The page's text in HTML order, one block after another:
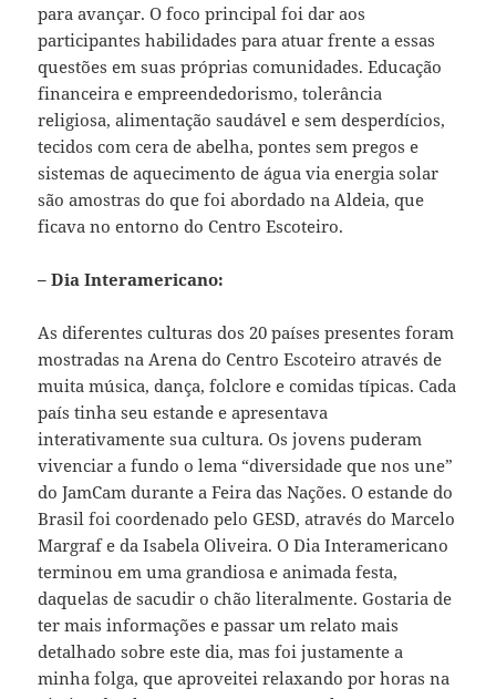
para avançar. O foco principal foi dar aos
participantes habilidades para atuar frente a essas
questões em suas próprias comunidades. Educação
financeira e empreendedorismo, tolerância
religiosa, alimentação saudável e sem desperdícios,
tecidos com cera de abelha, pontes sem pregos e
sistemas de aquecimento de água via energia solar
são amostras do que foi abordado na Aldeia, que
ficava no entorno do Centro Escoteiro.
– Dia Interamericano:
As diferentes culturas dos 20 países presentes foram
mostradas na Arena do Centro Escoteiro através de
muita música, dança, folclore e comidas típicas. Cada
país tinha seu estande e apresentava
interativamente sua cultura. Os jovens puderam
vivenciar a fundo o lema “diversidade que nos une”
do JamCam durante a Feira das Nações. O estande do
Brasil foi coordenado pelo GESD, através do Marcelo
Margraf e da Isabela Oliveira. O Dia Interamericano
terminou em uma grandiosa e animada festa,
daquelas de sacudir o chão literalmente. Gostaria de
ter mais informações e passar um relato mais
detalhado sobre este dia, mas foi justamente a
minha folga, que aproveitei relaxando por horas na